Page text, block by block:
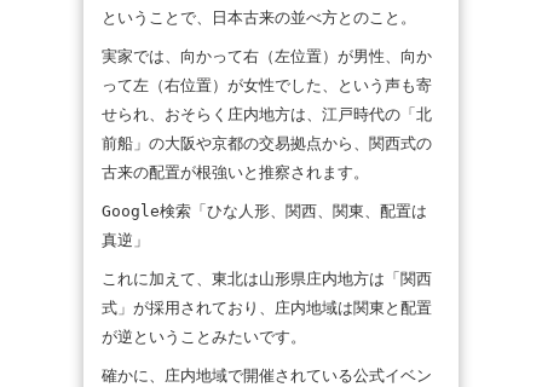
ということで、日本古来の並べ方とのこと。
実家では、向かって右（左位置）が男性、向か
って左（右位置）が女性でした、という声も寄
せられ、おそらく庄内地方は、江戸時代の「北
前船」の大阪や京都の交易拠点から、関西式の
古来の配置が根強いと推察されます。
Google検索「ひな人形、関西、関東、配置は
真逆」
これに加えて、東北は山形県庄内地方は「関西
式」が採用されており、庄内地域は関東と配置
が逆ということみたいです。
確かに、庄内地域で開催されている公式イベン